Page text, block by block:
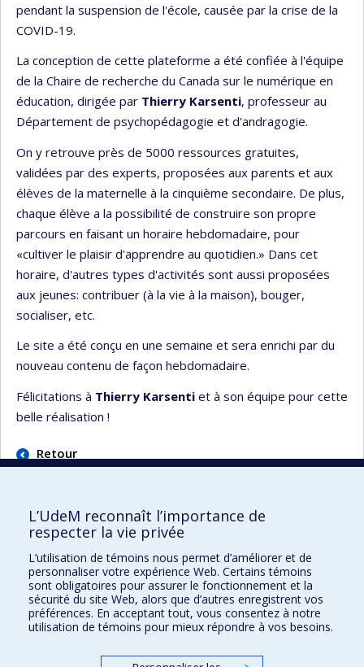
pendant la suspension de l'école, causée par la crise de la
COVID-19.
La conception de cette plateforme a été confiée à l'équipe
de la Chaire de recherche du Canada sur le numérique en
éducation, dirigée par Thierry Karsenti, professeur au
Département de psychopédagogie et d'andragogie.
On y retrouve près de 5000 ressources gratuites,
validées par des experts, proposées aux parents et aux
élèves de la maternelle à la cinquième secondaire. De plus,
chaque élève a la possibilité de construire son propre
parcours en faisant un horaire hebdomadaire, pour
«cultiver le plaisir d'apprendre au quotidien.» Dans cet
horaire, d'autres types d'activités sont aussi proposées
aux jeunes: contribuer (à la vie à la maison), bouger,
socialiser, etc.
Le site a été conçu en une semaine et sera enrichi par du
nouveau contenu de façon hebdomadaire.
Félicitations à Thierry Karsenti et à son équipe pour cette
belle réalisation !
Retour
Faculté des sciences de l'éducation
Pavillon Marie-Victorin
90, avenue Vincent-d'Indy
Montréal (Québec) H2V 2S9
L’UdeM reconnaît l’importance de
respecter la vie privée
L’utilisation de témoins nous permet d’améliorer et de
personnaliser votre expérience Web. Certains témoins
sont obligatoires pour assurer le fonctionnement et la
sécurité du site Web, alors que d’autres enregistrent vos
préférences. En acceptant tout, vous consentez à notre
utilisation de témoins pour mieux répondre à vos besoins.